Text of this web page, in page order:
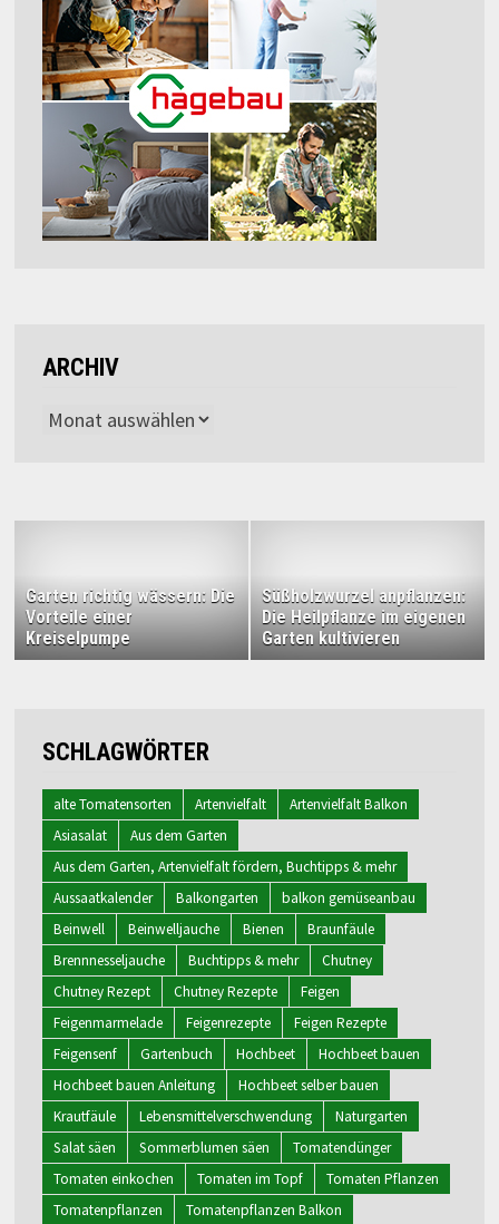
ARCHIV
Archiv
Garten richtig wässern: Die
Vorteile einer
Kreiselpumpe
Süßholzwurzel anpflanzen:
Die Heilpflanze im eigenen
Garten kultivieren
SCHLAGWÖRTER
alte Tomatensorten Artenvielfalt
Artenvielfalt Balkon
Asiasalat
Aus dem Garten
Aus dem Garten, Artenvielfalt fördern, Buchtipps & mehr
Aussaatkalender
Balkongarten
balkon gemüseanbau
Beinwell
Beinwelljauche Bienen
Braunfäule
Brennnesseljauche
Buchtipps & mehr
Chutney
Chutney Rezept
Chutney Rezepte
Feigen
Feigenmarmelade
Feigenrezepte
Feigen Rezepte
Feigensenf
Gartenbuch Hochbeet
Hochbeet bauen
Hochbeet bauen Anleitung
Hochbeet selber bauen
Krautfäule
Lebensmittelverschwendung
Naturgarten
Salat säen
Sommerblumen säen
Tomatendünger
Tomaten einkochen
Tomaten im Topf
Tomaten Pflanzen
Tomatenpflanzen
Tomatenpflanzen Balkon